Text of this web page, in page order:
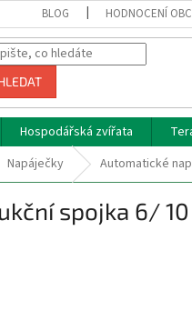
BLOG HODNOCENÍ
Hospodářská zvířata
Napáječky Automatické
spojka 6/